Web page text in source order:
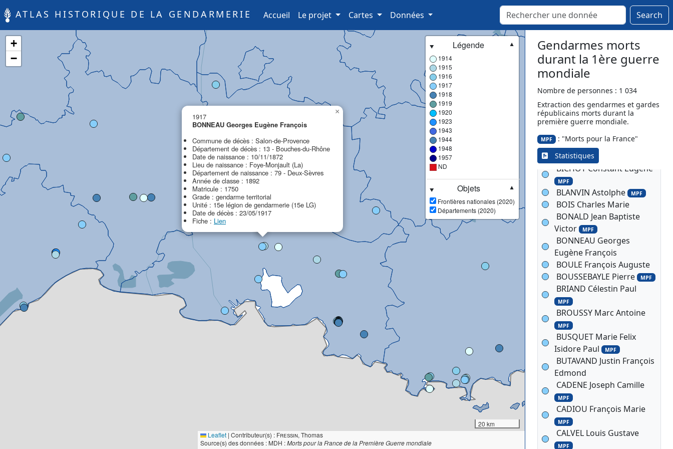
ATLAS HISTORIQUE DE LA GENDARMERIE Accueil (current)
Le projet Cartes Données Search
1917
BONNEAU Georges Eugène François
Commune de décès : Salon-de-Provence
Département de décès : 13 - Bouches-du-Rhône
Date de naissance : 10/11/1872
Lieu de naissance : Foye-Monjault (La)
Département de naissance : 79 - Deux-Sèvres
Année de classe : 1892
Matricule : 1750
Grade : gendarme territorial
Unité : 15e légion de gendarmerie (15e LG)
Date de décès : 23/05/1917
Fiche : Lien
×
+
−
Légende
▼
1914
1915
1916
1917
1918
1919
1920
1923
1943
1944
1948
1957
ND
Objets
▼
Frontières nationales (2020)
Départements (2020)
20 km
Leaflet | Contributeur(s) : Fressin, Thomas
Source(s) des données : MDH :Morts pour la France de la Première Guerre mondiale
Gendarmes morts
durant la 1ère guerre
mondiale
Nombre de personnes : 1 034
Extraction des gendarmes et gardes
républicains morts durant la
première guerre mondiale.
MPF : "Morts pour la France"
Statistiques
François MPF
BATAILHOU Jacques Louis
BAUTHIAN Antoine
BELLOC Jean Pierre
MPF
BENOIT Alphonse Etienne
BERNARD Jean Baptiste
MPF
Alphonse
BERTHET Georges
BICHOT Constant Eugène
MPF
BLANVIN Astolphe MPF
BOIS Charles Marie
BONALD Jean Baptiste
Victor MPF
BONNEAU Georges
Eugène François
BOULE François Auguste
BOUSSEBAYLE Pierre MPF
BRIAND Célestin Paul
MPF
BROUSSY Marc Antoine
MPF
BUSQUET Marie Felix
Isidore Paul MPF
BUTAVAND Justin François
Edmond
CADENE Joseph Camille
MPF
CADIOU François Marie
MPF
CALVEL Louis Gustave
MPF